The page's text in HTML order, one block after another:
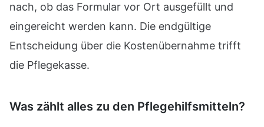
nach, ob das Formular vor Ort ausgefüllt und
eingereicht werden kann. Die endgültige
Entscheidung über die Kostenübernahme trifft
die Pflegekasse.
Was zählt alles zu den Pflegehilfsmitteln?